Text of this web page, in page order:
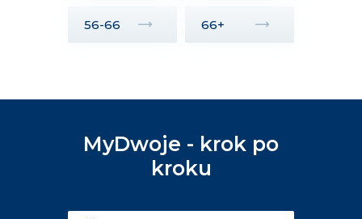
56-66 66+
MyDwoje - krok po
kroku